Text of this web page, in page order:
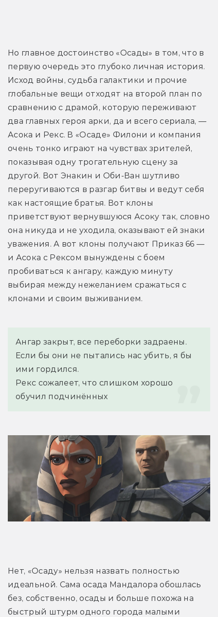
Но главное достоинство «Осады» в том, что в
первую очередь это глубоко личная история.
Исход войны, судьба галактики и прочие
глобальные вещи отходят на второй план по
сравнению с драмой, которую переживают
два главных героя арки, да и всего сериала, —
Асока и Рекс. В «Осаде» Филони и компания
очень тонко играют на чувствах зрителей,
показывая одну трогательную сцену за
другой. Вот Энакин и Оби-Ван шутливо
переругиваются в разгар битвы и ведут себя
как настоящие братья. Вот клоны
приветствуют вернувшуюся Асоку так, словно
она никуда и не уходила, оказывают ей знаки
уважения. А вот клоны получают Приказ 66 —
и Асока с Рексом вынуждены с боем
пробиваться к ангару, каждую минуту
выбирая между нежеланием сражаться с
клонами и своим выживанием.
Ангар закрыт, все переборки задраены.
Если бы они не пытались нас убить, я бы
ими гордился.
Рекс сожалеет, что слишком хорошо
обучил подчинённых
Нет, «Осаду» нельзя назвать полностью
идеальной. Сама осада Мандалора обошлась
без, собственно, осады и больше похожа на
быстрый штурм одного города малыми